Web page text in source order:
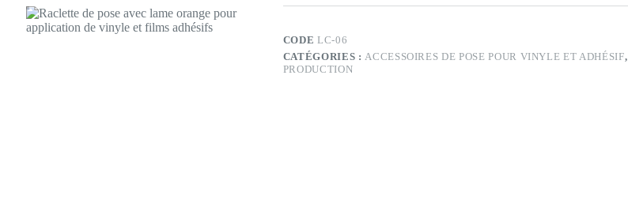
avec
orange
CODELC-06
CATÉGORIES :ACCESSOIRES DE POSE POUR VINYLE ET ADHÉSIF,
PRODUCTION